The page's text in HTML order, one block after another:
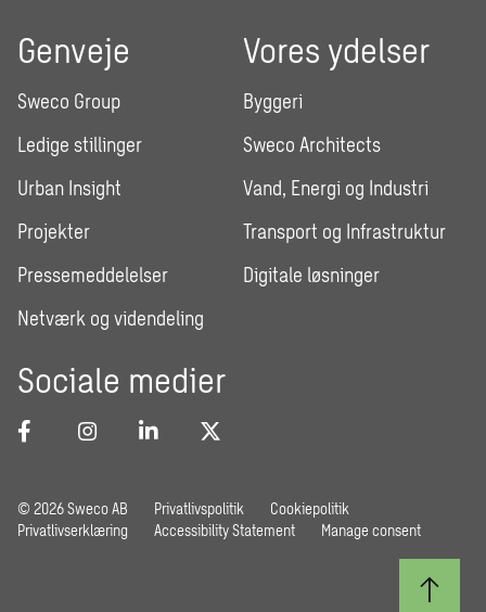
Genveje
Sweco Group
Ledige stillinger
Urban Insight
Projekter
Pressemeddelelser
Netværk og videndeling
Vores ydelser
Byggeri
Sweco Architects
Vand, Energi og Industri
Transport og Infrastruktur
Digitale løsninger
Sociale medier
© 2026 Sweco AB Privatlivspolitik
Cookiepolitik
Privatlivserklæring
Accessibility Statement Manage consent